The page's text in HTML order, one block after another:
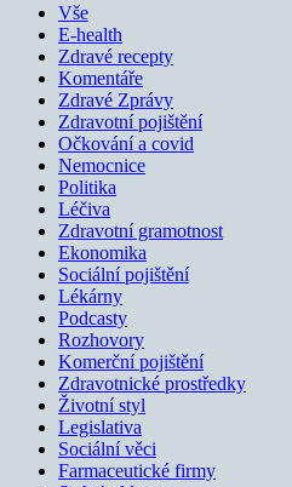
Vše
E-health
Zdravé recepty
Komentáře
Zdravé Zprávy
Zdravotní pojištění
Očkování a covid
Nemocnice
Politika
Léčiva
Zdravotní gramotnost
Ekonomika
Sociální pojištění
Lékárny
Podcasty
Rozhovory
Komerční pojištění
Zdravotnické prostředky
Životní styl
Legislativa
Sociální věci
Farmaceutické firmy